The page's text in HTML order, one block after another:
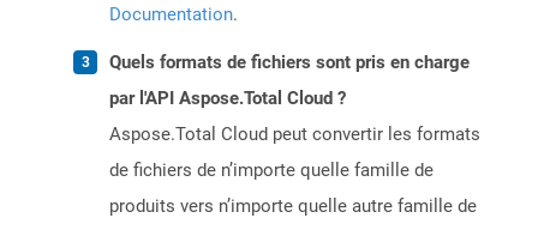
Documentation.
Quels formats de fichiers sont pris en charge
par l'API Aspose.Total Cloud ?
Aspose.Total Cloud peut convertir les formats
de fichiers de n’importe quelle famille de
produits vers n’importe quelle autre famille de